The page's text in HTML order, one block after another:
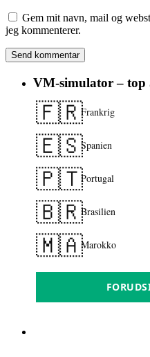
Gem mit navn, mail og
jeg kommenterer.
VM-simulator – top
🇫🇷Frankrig
🇪🇸Spanien
🇵🇹Portugal
🇧🇷Brasilien
🇲🇦Marokko